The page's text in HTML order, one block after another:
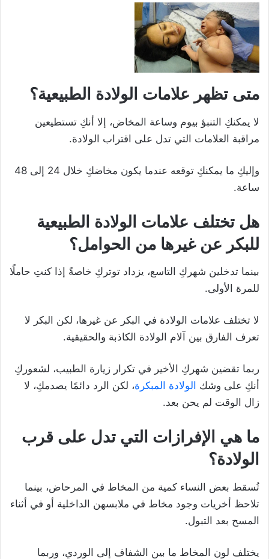
متى تظهر علامات الولادة الطبيعية؟
لا يمكنكِ التنبؤ بيوم وساعة المخاض، إلا أنكِ تستطيعين
مراقبة العلامات التي تدل على اقتراب الولادة.
وإليكِ ما يمكنكِ توقعه عندما يكون مخاضكِ خلال 24 إلى 48
ساعة.
هل تختلف علامات الولادة الطبيعية
للبكر عن غيرها من الحوامل؟
بينما تدخلين شهركِ التاسع، يزداد توتركِ خاصةً إذا كنتِ حاملًا
للمرة الأولى.
لا تختلف علامات الولادة في البكر عن غيرها، لكن البكر لا
تعرف الفارق بين آلام الولادة الكاذبة والحقيقية.
ربما تقضين شهركِ الأخير في تكرار زيارة الطبيب، لشعوركِ
أنكِ على وشك الولادة المبكرة، لكن الرد دائمًا يصدمكِ، لا
زال الوقت لم يحن بعد.
ما هي الإفرازات التي تدل على قرب
الولادة؟
تُسقط بعض النساء كمية من المخاط في المرحاض، بينما
تلاحظ أخريات وجود مخاط في ملابسهن الداخلية أو في أثناء
المسح بعد التبول.
يختلف لون المخاط ما بين الشفاف إلى الوردي، وربما